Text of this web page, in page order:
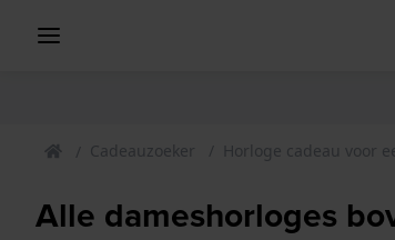
Cadeauzoeker Horloge cadeau voor
Alle dameshorloges